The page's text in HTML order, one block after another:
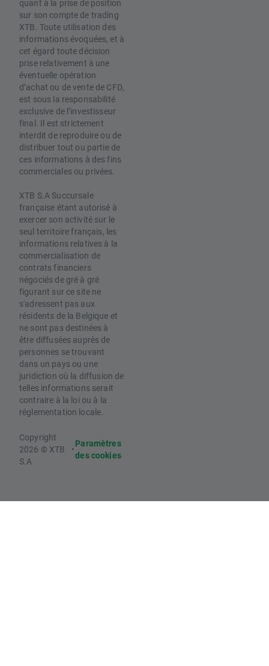
quant à la prise de position
sur son compte de trading
XTB. Toute utilisation des
informations évoquées, et à
cet égard toute décision
prise relativement à une
éventuelle opération
d’achat ou de vente de CFD,
est sous la responsabilité
exclusive de l’investisseur
final. Il est strictement
interdit de reproduire ou de
distribuer tout ou partie de
ces informations à des fins
commerciales ou privées.
XTB S.A Succursale
française étant autorisé à
exercer son activité sur le
seul territoire français, les
informations relatives à la
commercialisation de
contrats financiers
négociés de gré à gré
figurant sur ce site ne
s'adressent pas aux
résidents de la Belgique et
ne sont pas destinées à
être diffusées auprès de
personnes se trouvant
dans un pays ou une
juridiction où la diffusion de
telles informations serait
contraire à la loi ou à la
réglementation locale.
Copyright
2026 © XTB
S.A
•
Paramètres
des cookies